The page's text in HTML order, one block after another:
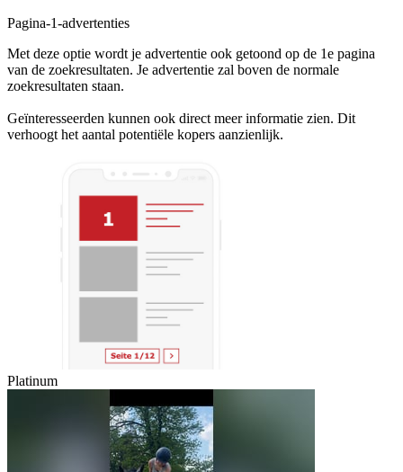
Pagina-1-advertenties
Met deze optie wordt je advertentie ook getoond op de 1e pagina
van de zoekresultaten. Je advertentie zal boven de normale
zoekresultaten staan.
Geïnteresseerden kunnen ook direct meer informatie zien. Dit
verhoogt het aantal potentiële kopers aanzienlijk.
Platinum